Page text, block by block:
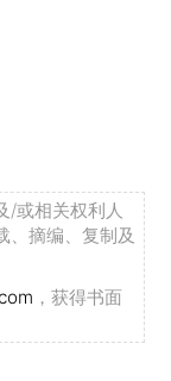
/或相关权利人
、摘编、复制及
，获得书面